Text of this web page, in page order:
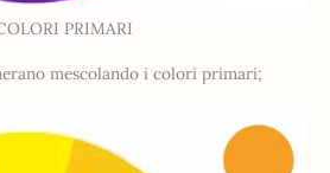
PRIMARI
mescolando i colori primari;